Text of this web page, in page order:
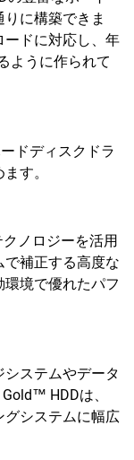
に構築できま
ードに対応し、年
ように作られて
ドディスクドラ
す。
ノロジーを活用
で補正する高度な
境で優れたパフ
ステムやデータ
HDDは、
グシステムに幅広